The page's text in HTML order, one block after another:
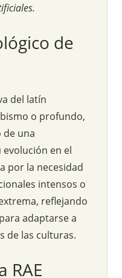
de
del latín
o profundo,
una
en el
por la necesidad
intensos o
reflejando
adaptarse a
de las culturas.
RAE